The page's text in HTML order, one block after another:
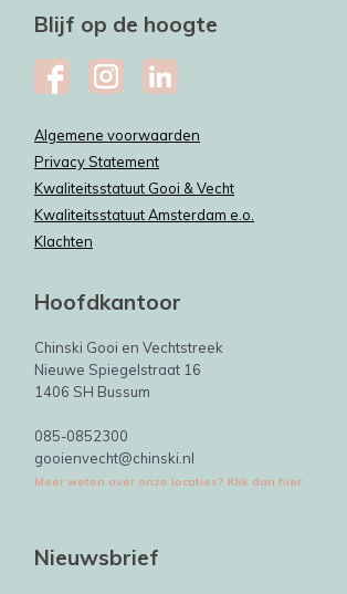
Blijf op de hoogte
Algemene voorwaarden
Privacy Statement
Kwaliteitsstatuut Gooi & Vecht
Kwaliteitsstatuut Amsterdam e.o.
Klachten
Hoofdkantoor
Chinski Gooi en Vechtstreek
Nieuwe Spiegelstraat 16
1406 SH Bussum
085-0852300
gooienvecht@chinski.nl
Meer weten over onze locaties? Klik dan hier.
Nieuwsbrief